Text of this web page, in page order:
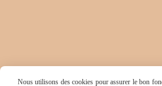
Nous utilisons des cookies pour assurer le bon